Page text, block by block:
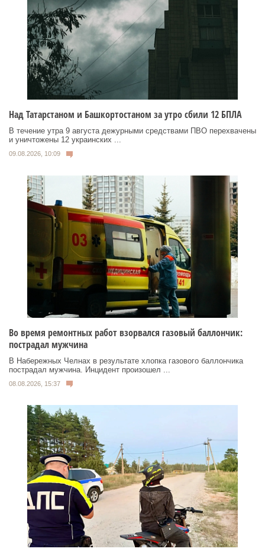
Над Татарстаном и Башкортостаном за утро сбили 12 БПЛА
В течение утра 9 августа дежурными средствами ПВО перехвачены
и уничтожены 12 украинских ...
09.08.2026, 10:09
Во время ремонтных работ взорвался газовый баллончик:
пострадал мужчина
В Набережных Челнах в результате хлопка газового баллончика
пострадал мужчина. Инцидент произошел ...
08.08.2026, 15:37